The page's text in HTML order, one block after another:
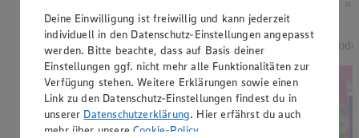
Tagespreis
Tagespreis
Je nach Verfügbarkeit des Marktes.
Deine Einwilligung ist freiwillig und kann jederzeit
individuell in den Datenschutz-Einstellungen angepasst
werden. Bitte beachte, dass auf Basis deiner
Einstellungen ggf. nicht mehr alle Funktionalitäten zur
Verfügung stehen. Weitere Erklärungen sowie einen
Link zu den Datenschutz-Einstellungen findest du in
unserer Datenschutzerklärung. Hier erfährst du auch
mehr über unsereCookie-Policy.